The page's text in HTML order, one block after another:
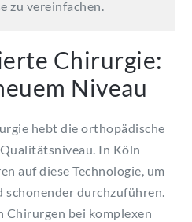
zu vereinfachen.
Chirurgie:
Niveau
hebt die orthopädische
In Köln
auf diese Technologie, um
schonender durchzuführen.
bei komplexen